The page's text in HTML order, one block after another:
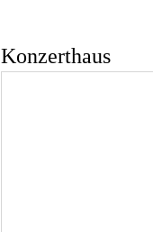
Konzerthaus